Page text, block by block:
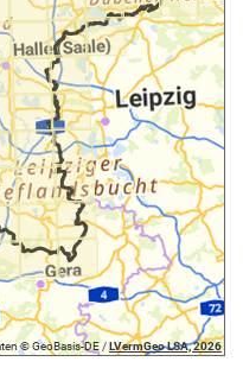
© GeoBasis-DE /LVermGeo LSA, 2026